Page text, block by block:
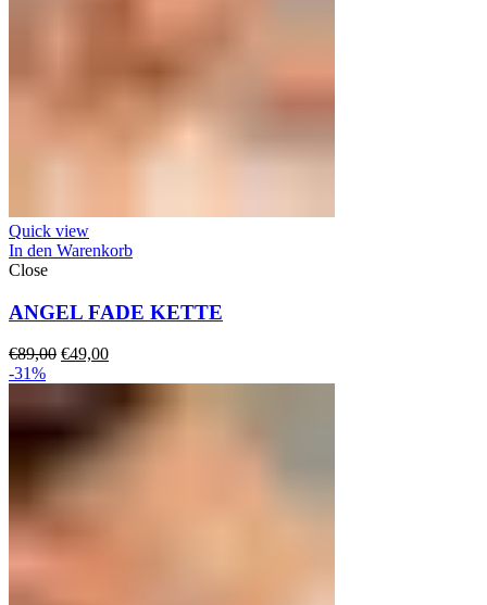
Quick view
In den Warenkorb
Close
ANGEL FADE KETTE
€89,00 Ursprünglicher
€49,00Aktueller
-31%